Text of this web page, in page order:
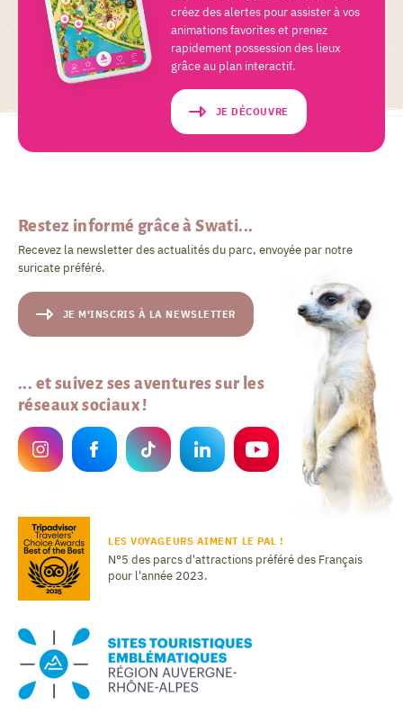
créez des alertes pour assister à vos
animations favorites et prenez
rapidement possession des lieux
grâce au plan interactif.
JE DÉCOUVRE
Restez informé grâce à Swati...
Recevez la newsletter des actualités du parc, envoyée par notre
suricate préféré.
JE M'INSCRIS À LA NEWSLETTER
... et suivez ses aventures sur les
réseaux sociaux !
LES VOYAGEURS AIMENT LE PAL !
N°5 des parcs d'attractions préféré des Français
pour l'année 2023.